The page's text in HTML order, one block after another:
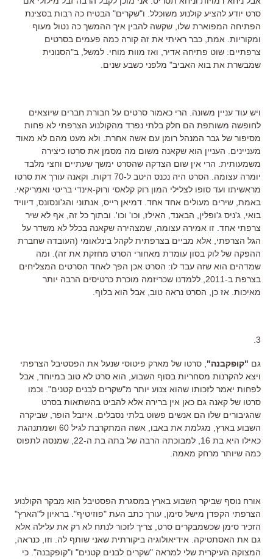
סרט יודע להציע קולנוע משוכלל. ו"שקרים" הבטיח כה רבות בסצינת
הפתיחה המפוארת שלו, שקשה להבין איך ההמשך כה נטול מעוף
ומקוריות. אמת, כבר ראיתי את זה קורה כמה פעמים בסרטים
צרפתיים: שוט פתיחה אדיר, ואז מוות מוחי. למשל, ב"הסנונית
שמבשרת את בוא האביב" מלפני כשבע שנים.
ויש עוד עניין משונה. הרי כאמור סרטים על חבורת חברים שיוצאים
לחופשה משותפת הם חלק בלתי נפרד מהקולנוע הצרפתי לא פחות
מסיפור של גבר המנהל רומן עם אשה אחרת. ולא מעט מהם לא מאוד
מעניינים. העניין הוא שקאנה משום מה מסמן את סרטו כיצירה
משמעותית. הרי אין שום הצדקה שהסרט ימשך שעתיים וחצי מלבד
יומרה עצומה. הסרט היה נכנס היטב ל-70 דקות. וקאנה עורך את סרטו
מראשיתו ועד סופו לצלילי המון רוק קלאסי ורוק-אינדי בריטי ואמריקאי.
באמת, שירים מעולים אחד אחד. דמיאן רייס, אנתוני והג'ונסונס, דיוויד
בואי, ג'ניס ג'ופלין, הבאנד, האילז, וכו' וכו'. ובתוך כל זה, אף לא שיר
צרפתי אחד. זו אמירה עצומה, שמצהירה שקאנה בכלל לא משדר על
הגל הצרפתי, אלא מביים בצרפתית לקהל בינלאומי (העובדה שחברת
ההפקה של לוק בסון עומדת מאחורי הסרט מחזקת את זה). ומה
שמדהים הוא שזה עבד לו: הסרט אכן הפך לאחד הסרטים המצליחים
בצרפת ב-2011, ללמדנו שכריזמה מוכרת כרטיסים הרבה יותר
מאיכות. אז כן, הסרט נראה טוב, אבל הוא בלוף.
3.
גם "קופקבנה" , סרטו של מארק פיטוסי שנעל את הפסטיבל הצרפתי
ויצא להקרנות מסחריות בסוף השבוע, הוא סרט לא טוב במיוחד, אבל
לפחות יאמר לזכותו שהוא צנוע יותר מ"שקרים לבנים קטנים". וכמו
סרטו של קאנה גם כאן אין ברירה אלא להביט בהשתאות בסרט
שהגיבורים שלו הם אנשים פשוט בלתי נסבלים. איזבל הופר, שביקרה
השבוע בארץ, מגלמת את באבו, אשה המתקרבת לגיל 60 ושמתנהגת
כאילו היא בת 16, למבוכתה הרבה של בתה בת ה-22, שמנסה לתפוס
כמה שיותר מרחק מאמה.
אורח נוסף שביקר השבוע בארץ במסגרת הפסטיבל הוא מבקר הקולנוע
הצרפתי הקפדן מישל סימן, עורך כתב העת "פוזיטיף". בראיון ל"הארץ"
הזכיר סימן שכשמבקרים סרט, צריך לזכור לנתח לא רק את עלילה אלא
גם את האסתטיקה. אידיאולוגיה ביקורתית שאני שותף לה. וזו, כנראה,
המצוקה העיקרית שלי למראה "שקרים לבנים קטנים" ו"קופקבנה". כי